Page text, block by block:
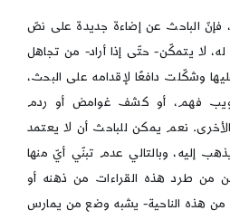
فإنّ الباحث عن إضاءة جديدة على نصّ
لا يتمكّن- حتّى إذا أراد- من تجاهل
وشكّلت دافعًا لإقدامه على البحث،
فهم، أو كشف غوامض أو ردم
نعم يمكن للباحث أن لا يعتمد
إليه، وبالتالي عدم تبنّي أيّ منها
من طرد هذه القراءات من ذهنه أو
هذه الناحية- يشبه وضع من يمارس